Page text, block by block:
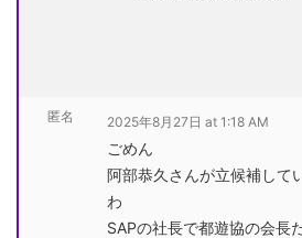
匿名 2025年8月27日 at 1:18 AM
ごめん
阿部恭久さんが立候補して
わ
SAPの社長で都遊協の会長